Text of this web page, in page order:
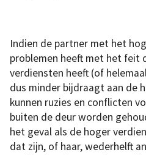
Indien de partner met het
problemen heeft met het feit
verdiensten heeft (of
dus minder bijdraagt ​​aan de
kunnen ruzies en conflicten
buiten de deur worden
het geval als de hoger
dat zijn, of haar, wederhelft